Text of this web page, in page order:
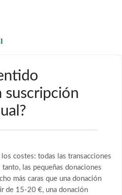
de inicio
en contacto con
suscripción
costes: todas las transacciones
las pequeñas donaciones
más caras que una donación
de 15-20 €, una donación